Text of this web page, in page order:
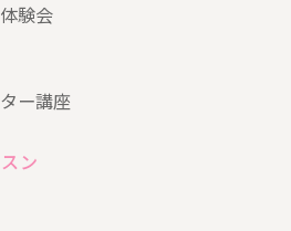
験会
ー講座
ン